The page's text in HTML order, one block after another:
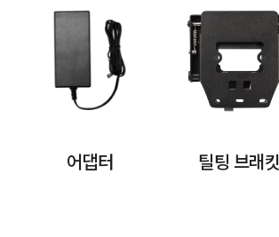
어댑터 틸팅 브래킷